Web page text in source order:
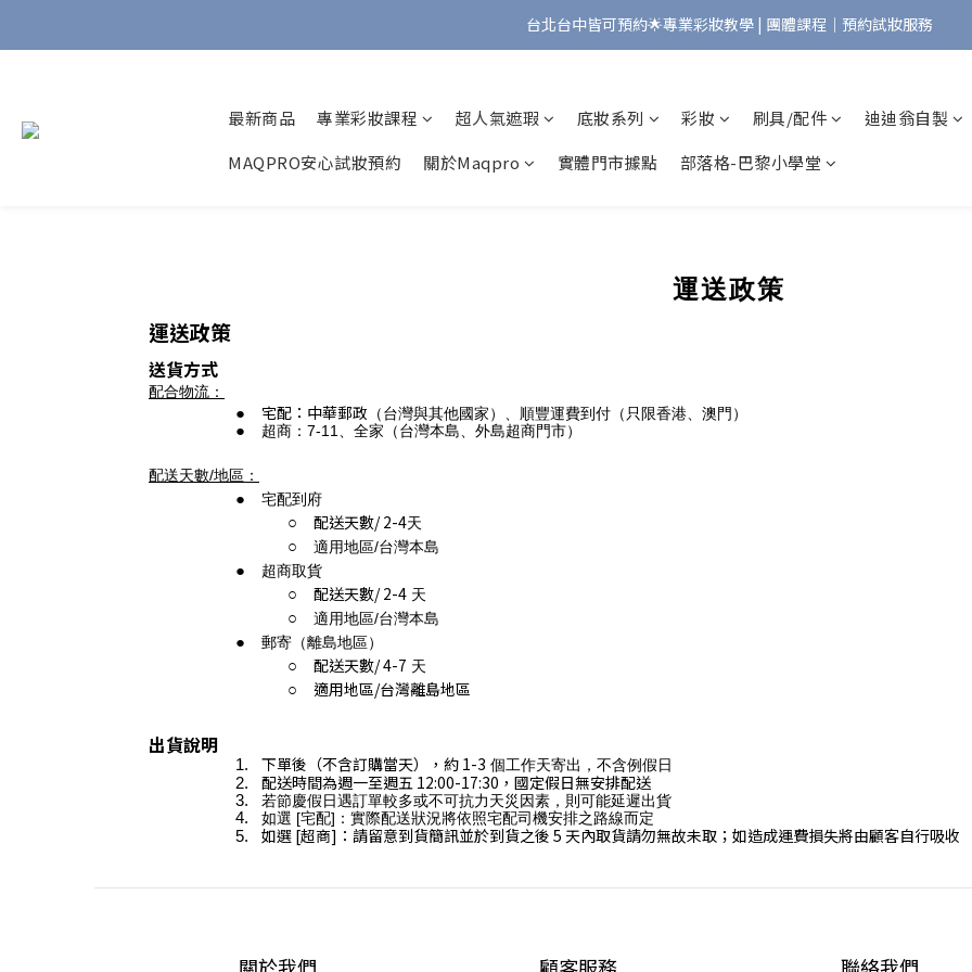
Bonjour!歡迎來到Maqpro | 全店2000免運🇫🇷
台北台中皆可預約🌟專業彩妝教學 | 團體課程｜預約試妝服務
最新商品 專業彩妝課程 超人氣遮瑕 底妝系列 彩妝 刷具/配件
迪迪翁自製
MAQPRO安心試妝預約
關於Maqpro 實體門市據點 部落格-巴黎小學堂
運送政策
運送政策
送貨方式
配合物流：
宅配： 中華郵政 （台灣與其他國家）、順豐運費到付（只限香港、澳門）
超商：7-11、全家（台灣本島、外島超商門市）
配送天數/地區：
宅配到府
配送天數/2-4天
適用地區/台灣本島
超商取貨
配送天數/2-4 天
適用地區/台灣本島
郵寄（離島地區）
配送天數/4-7 天
適用地區/台灣離島地區
出貨說明
下單後（不含訂購當天），約 1-3 個工作天寄出，不含例假日
配送時間為週一至週五 12:00-17:30，國定假日無安排配送
若節慶假日遇訂單較多或不可抗力天災因素，則可能延遲出貨
如選 [宅配]：實際配送狀況將依照宅配司機安排之路線而定
如選 [超商]：請留意到貨簡訊並於到貨之後 5 天內取貨請勿無故未取；如造成運費損失將由顧客自行吸收